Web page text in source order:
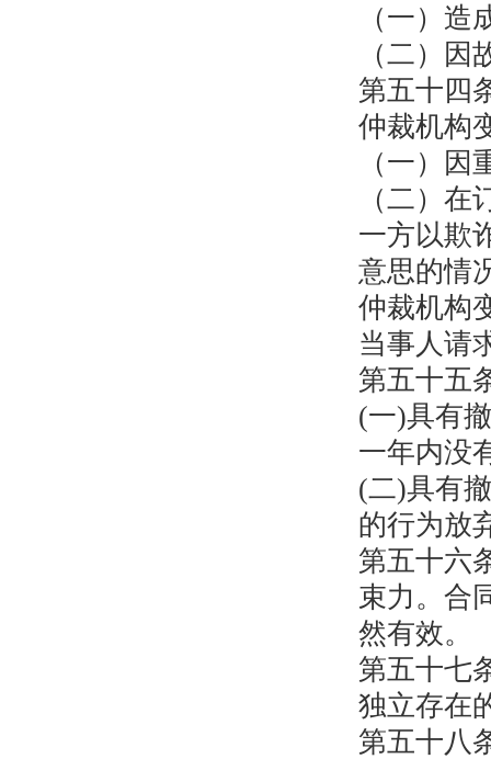
（一）
（二）
第五十四
仲裁机构
（一）
（二）
一方以欺
意思的情
仲裁机构
当事人请
第五十五
(一)具有
一年内没
(二)具有
的行为放
第五十六
束力。合
然有效。
第五十七
独立存在
第五十八